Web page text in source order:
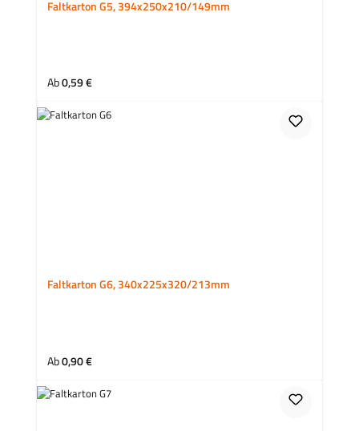
Faltkarton G5, 394x250x210/149mm
Regulärer Preis:
Ab0,59 €
Faltkarton G6, 340x225x320/213mm
Regulärer Preis:
Ab0,90 €